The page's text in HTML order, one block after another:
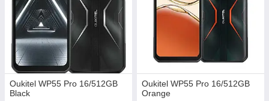
Oukitel WP55 Pro 16/512GB
Black
Oukitel WP55 Pro 16/512GB
Orange